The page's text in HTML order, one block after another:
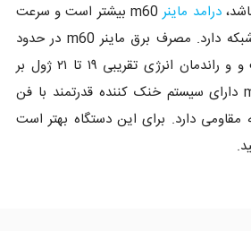
درامد ماینر
m60 بیشتر است و سرعت
بالاتری در حل معادلات شبکه دارد. مصرف برق ماینر m60 در حدود
۳۳۰۰ تا ۳۵۰۰ وات است و و راندمان انرژی تقریبی ۱۹ تا ۲۱ ژول بر
تراهش است. ماینر m60 دارای سیستم خنک کننده قدرتمند با فن
دارد. برای این دستگاه بهتر است